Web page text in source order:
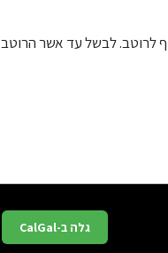
ולהוסיף לרוטב. לבשל עד אשר הרוטב
גלה ב-CalGal